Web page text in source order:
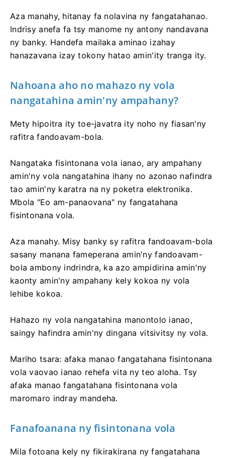
Aza manahy, hitanay fa nolavina ny fangatahanao.
Indrisy anefa fa tsy manome ny antony nandavana
ny banky. Handefa mailaka aminao izahay
hanazavana izay tokony hatao amin'ity tranga ity.
Nahoana aho no mahazo ny vola
nangatahina amin'ny ampahany?
Mety hipoitra ity toe-javatra ity noho ny fiasan'ny
rafitra fandoavam-bola.
Nangataka fisintonana vola ianao, ary ampahany
amin'ny vola nangatahina ihany no azonao nafindra
tao amin'ny karatra na ny poketra elektronika.
Mbola "Eo am-panaovana" ny fangatahana
fisintonana vola.
Aza manahy. Misy banky sy rafitra fandoavam-bola
sasany manana fameperana amin'ny fandoavam-
bola ambony indrindra, ka azo ampidirina amin'ny
kaonty amin'ny ampahany kely kokoa ny vola
lehibe kokoa.
Hahazo ny vola nangatahina manontolo ianao,
saingy hafindra amin'ny dingana vitsivitsy ny vola.
Mariho tsara: afaka manao fangatahana fisintonana
vola vaovao ianao rehefa vita ny teo aloha. Tsy
afaka manao fangatahana fisintonana vola
maromaro indray mandeha.
Fanafoanana ny fisintonana vola
Mila fotoana kely ny fikirakirana ny fangatahana